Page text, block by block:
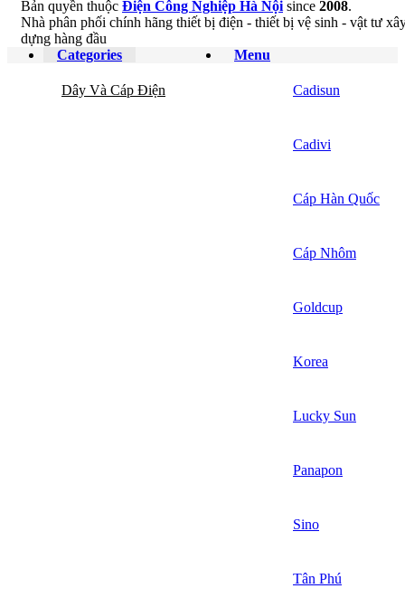
Bản quyền thuộc Điện Công Nghiệp Hà Nội since 2008.
Nhà phân phối chính hãng thiết bị điện - thiết bị vệ sinh - vật tư
dựng hàng đầu
Menu
Categories
Dây Và Cáp Điện Cadisun
Cadivi
Cáp Hàn Quốc
Cáp Nhôm
Goldcup
Korea
Lucky Sun
Panapon
Sino
Tân Phú